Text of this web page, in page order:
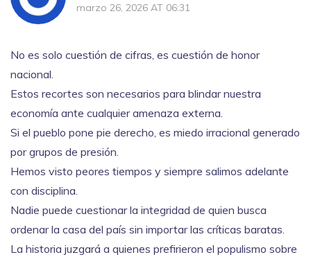
marzo 26, 2026 AT 06:31
No es solo cuestión de cifras, es cuestión de honor
nacional.
Estos recortes son necesarios para blindar nuestra
economía ante cualquier amenaza externa.
Si el pueblo pone pie derecho, es miedo irracional generado
por grupos de presión.
Hemos visto peores tiempos y siempre salimos adelante
con disciplina.
Nadie puede cuestionar la integridad de quien busca
ordenar la casa del país sin importar las críticas baratas.
La historia juzgará a quienes prefirieron el populismo sobre